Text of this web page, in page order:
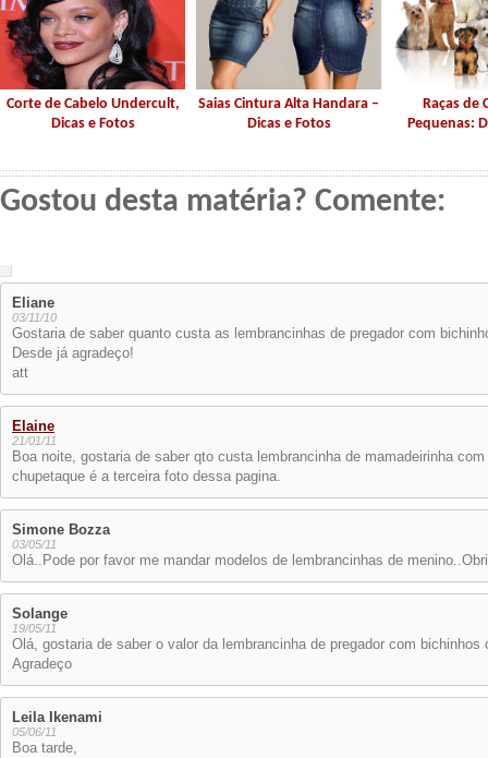
Corte de Cabelo Undercult,
Dicas e Fotos
Saias Cintura Alta Handara –
Dicas e Fotos
Raças de
Pequenas:
Gostou desta matéria? Comente:
Eliane
03/11/10
Gostaria de saber quanto custa as lembrancinhas de pregador com
Desde já agradeço!
att
Elaine
21/01/11
Boa noite, gostaria de saber qto custa lembrancinha de mamadeirinha
chupetaque é a terceira foto dessa pagina.
Simone Bozza
03/05/11
Olá..Pode por favor me mandar modelos de lembrancinhas de
Solange
19/05/11
Olá, gostaria de saber o valor da lembrancinha de pregador com
Agradeço
Leila Ikenami
05/06/11
Boa tarde,